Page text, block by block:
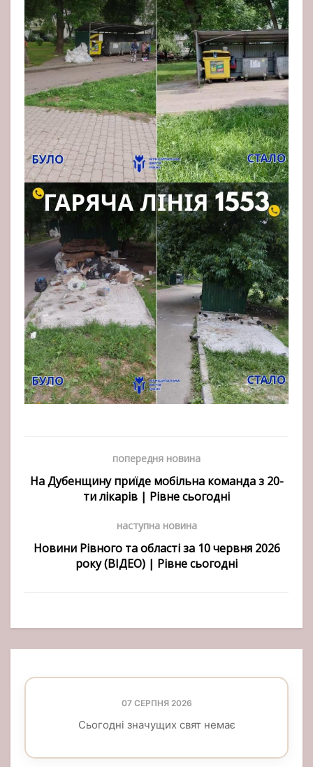
попередня новина
На Дубенщину приїде мобільна команда з 20-
ти лікарів | Рівне сьогодні
наступна новина
Новини Рівного та області за 10 червня 2026
року (ВІДЕО) | Рівне сьогодні
07 СЕРПНЯ 2026
Сьогодні значущих свят немає